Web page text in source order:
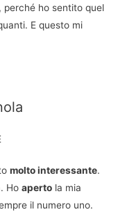
, perché ho sentito quel
E questo mi
molto interessante.
Ho aperto la mia
il numero uno.